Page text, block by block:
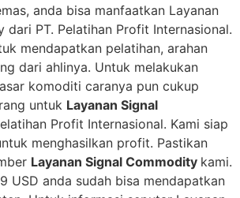
anda bisa manfaatkan Layanan
dari PT. Pelatihan Profit Internasional.
mendapatkan pelatihan, arahan
dari ahlinya. Untuk melakukan
komoditi caranya pun cukup
untuk Layanan Signal
Profit Internasional. Kami siap
menghasilkan profit. Pastikan
Layanan Signal Commodity kami.
USD anda sudah bisa mendapatkan